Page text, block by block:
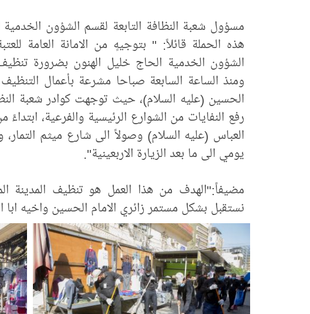
مسؤول شعبة النظافة التابعة لقسم الشؤون
هذه الحملة قائلاً: " بتوجيهٍ من الامانة العامة
الشؤون الخدمية الحاج خليل الهنون بضرورة تنظيف
ومنذ الساعة السابعة صباحا مشرعة بأعمال التنظيف
الحسين (عليه السلام)، حيث توجهت كوادر شعبة
رفع النفايات من الشوارع الرئيسية والفرعية،
العباس (عليه السلام) وصولاً الى شارع ميثم
يومي الى ما بعد الزيارة الاربعينية".
مضيفاً:"الهدف من هذا العمل هو تنظيف المدينة
نستقبل بشكل مستمر زائري الامام الحسين واخيه ابا